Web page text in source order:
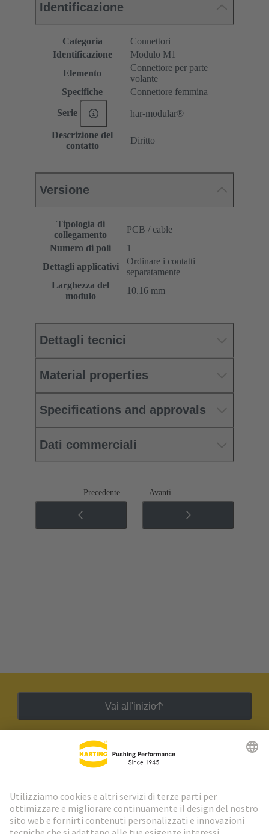
Identificazione
Categoria
Connettori
Identificazione
Modulo M1
Elemento
Connettore per parte
volante
Specifiche
Connettore femmina
Serie har-modular®
Descrizione del
contatto
Diritto
Versione
Tipologia di
collegamento
PCB / cable
Numero di poli
1
Dettagli applicativi
Ordinare i contatti
separatamente
Larghezza del
modulo
10.16 mm
Dettagli tecnici
Material properties
Specifications and approvals
Dati commerciali
Precedente Avanti
Vai all'inizio
Newsletter HARTING
Vai al registrazione